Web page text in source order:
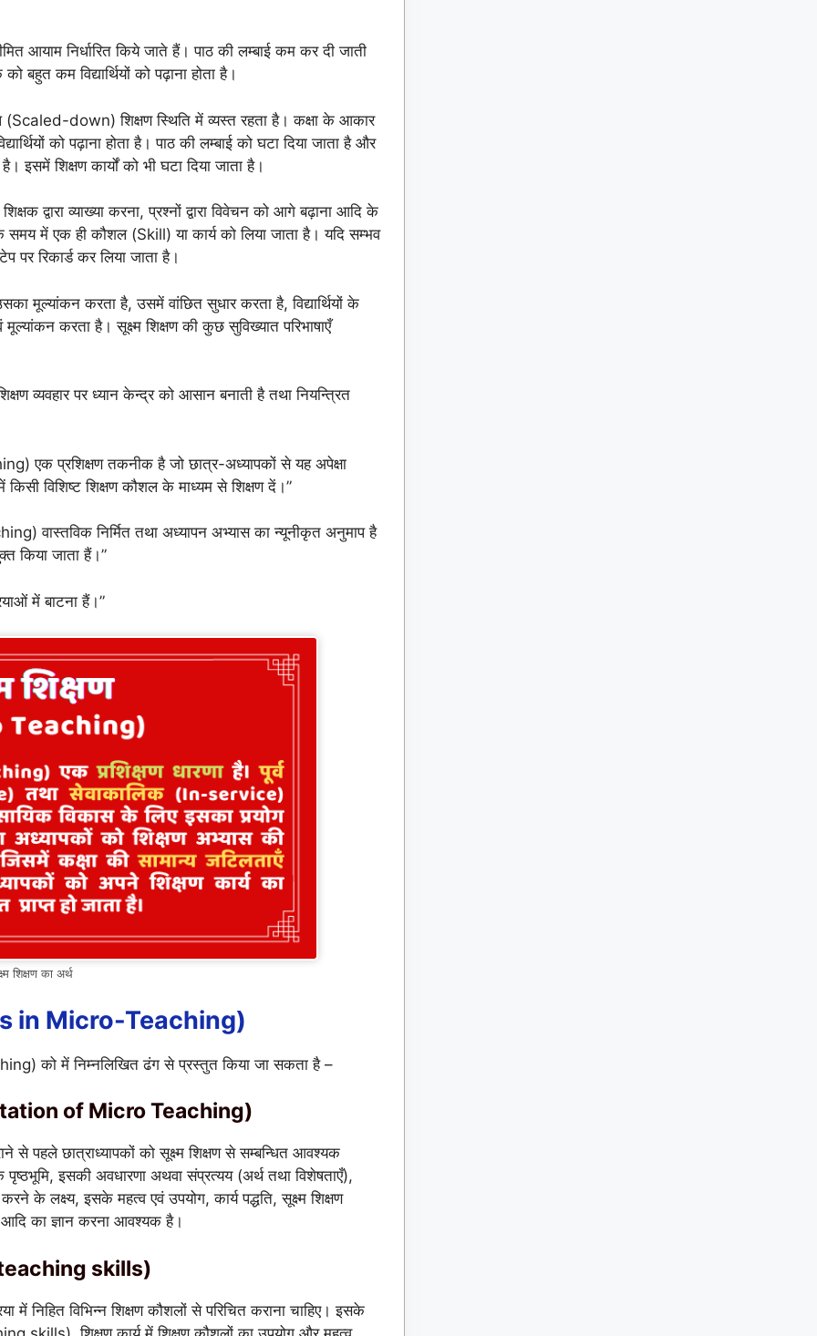
आयाम निर्धारित किये जाते हैं। पाठ की लम्बाई कम कर दी जाती
कम विद्यार्थियों को पढ़ाना होता है।
(Scaled-down) शिक्षण स्थिति में व्यस्त रहता है। कक्षा के आकार
को पढ़ाना होता है। पाठ की लम्बाई को घटा दिया जाता है और
शिक्षण कार्यों को भी घटा दिया जाता है।
द्वारा व्याख्या करना, प्रश्नों द्वारा विवेचन को आगे बढ़ाना आदि के
समय में एक ही कौशल (Skill) या कार्य को लिया जाता है। यदि सम्भव
पर रिकार्ड कर लिया जाता है।
मूल्यांकन करता है, उसमें वांछित सुधार करता है, विद्यार्थियों के
करता है। सूक्ष्म शिक्षण की कुछ सुविख्यात परिभाषाएँ
व्यवहार पर ध्यान केन्द्र को आसान बनाती है तथा नियन्त्रित
एक प्रशिक्षण तकनीक है जो छात्र-अध्यापकों से यह अपेक्षा
विशिष्ट शिक्षण कौशल के माध्यम से शिक्षण दें।”
वास्तविक निर्मित तथा अध्यापन अभ्यास का न्यूनीकृत अनुमाप है
किया जाता हैं।”
में बाटना हैं।”
शिक्षण का अर्थ
in Micro-Teaching)
को में निम्नलिखित ढंग से प्रस्तुत किया जा सकता है –
of Micro Teaching)
से पहले छात्राध्यापकों को सूक्ष्म शिक्षण से सम्बन्धित आवश्यक
पृष्ठभूमि, इसकी अवधारणा अथवा संप्रत्यय (अर्थ तथा विशेषताएँ),
के लक्ष्य, इसके महत्व एवं उपयोग, कार्य पद्धति, सूक्ष्म शिक्षण
का ज्ञान करना आवश्यक है।
teaching skills)
में निहित विभिन्न शिक्षण कौशलों से परिचित कराना चाहिए। इसके